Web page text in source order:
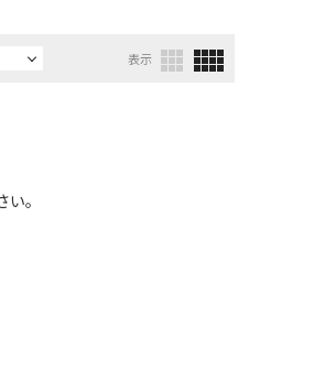
表示
。